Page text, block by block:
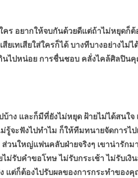
อยากให้จบกันด้วยดีแต่ถ้าไม่หยุดก็ต้
ยเทเสียใส่ใครก็ได้ บางทีบางอย่างไม่
ไปหน่อย การชื่นชอบ คลั่งไคล้ศิลปิน
และก็มีที่ยังไม่หยุด ฝ้ายไม่ได้สนใจ
รู้จะฟังไปทำไม ก็ให้ทีมทนายจัดการไ
ส่วนใหญ่แฟนคลับฝ่ายจริงๆ เขาน่ารัก
ไม่รับคำขอโทษ ไม่รับกระเช้า ไม่รับเ
แต่ก็ต้องไปรับผลของการกระทำของคุ